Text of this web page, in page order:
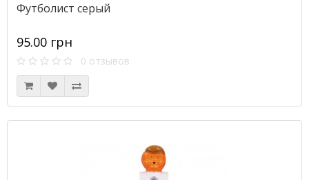
Футболист серый
95.00 грн
0 отзывов